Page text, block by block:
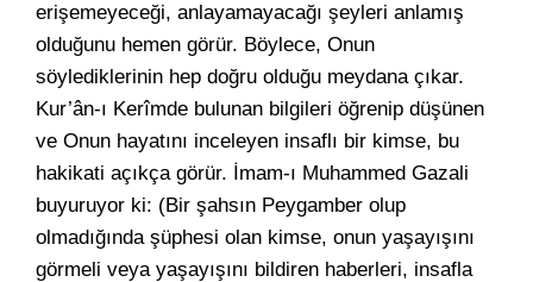
erişemeyeceği, anlayamayacağı şeyleri anlamış
olduğunu hemen görür. Böylece, Onun
söylediklerinin hep doğru olduğu meydana çıkar.
Kur’ân-ı Kerîmde bulunan bilgileri öğrenip düşünen
ve Onun hayatını inceleyen insaflı bir kimse, bu
hakikati açıkça görür. İmam-ı Muhammed Gazali
buyuruyor ki: (Bir şahsın Peygamber olup
olmadığında şüphesi olan kimse, onun yaşayışını
görmeli veya yaşayışını bildiren haberleri, insafla